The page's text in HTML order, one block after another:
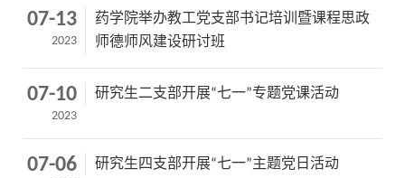
07-13
2023
药学院举办教工党支部书记培训暨课程思政
师德师风建设研讨班
07-10
2023
研究生二支部开展“七一”专题党课活动
07-06 研究生四支部开展“七一”主题党日活动